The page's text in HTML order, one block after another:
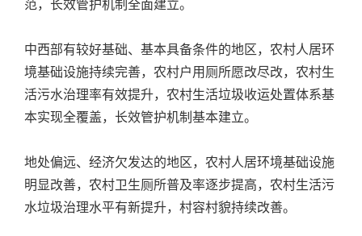
范，长效管护机制全面建立。
中西部有较好基础、基本具备条件的地区，农村人居环
境基础设施持续完善，农村户用厕所愿改尽改，农村生
活污水治理率有效提升，农村生活垃圾收运处置体系基
本实现全覆盖，长效管护机制基本建立。
地处偏远、经济欠发达的地区，农村人居环境基础设施
明显改善，农村卫生厕所普及率逐步提高，农村生活污
水垃圾治理水平有新提升，村容村貌持续改善。